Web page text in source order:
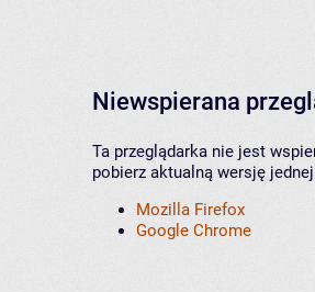
Niewspierana
Ta przeglądarka nie jest
pobierz aktualną wersję
Mozilla Firefox
Google Chrome